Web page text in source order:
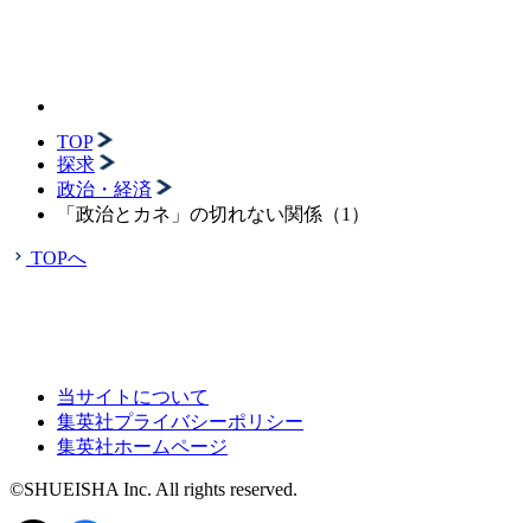
TOP
探求
政治・経済
「政治とカネ」の切れない関係（1）
TOPへ
当サイトについて
集英社プライバシーポリシー
集英社ホームページ
©SHUEISHA Inc. All rights reserved.